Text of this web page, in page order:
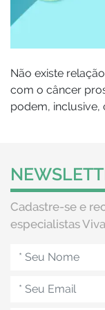
Não existe
com o câncer
podem, inclusive,
Cadastre-se e
especialistas